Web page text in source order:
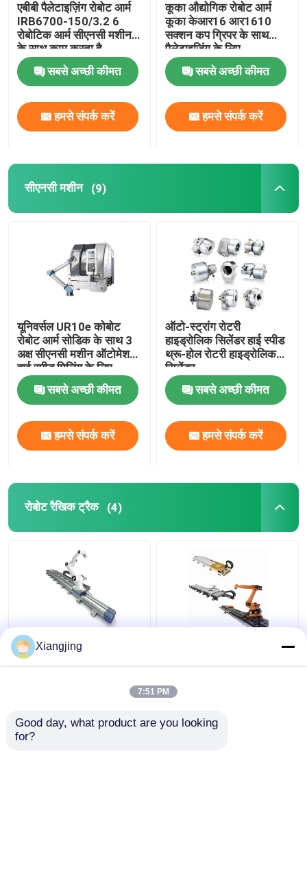
एबीबी पैलेटाइज़िंग रोबोट आर्म
IRB6700-150/3.2 6
रोबोटिक आर्म सीएनसी मशीन
के साथ काम करता है
सबसे अच्छी कीमत
हमसे संपर्क करें
कूका औद्योगिक रोबोट आर्म
कूका केआर16 आर1610
सक्शन कप ग्रिपर के साथ
पैलेटाइजिंग के लिए
सीएनजीबीएस अनुकूलित ग्रिपर
सबसे अच्छी कीमत
हमसे संपर्क करें
सीएनसी मशीन (9)
यूनिवर्सल UR10e कोबोट
रोबोट आर्म सोडिक के साथ 3
अक्ष सीएनसी मशीन ऑटोमेशन
हाई स्पीड मिलिंग के लिए
सबसे अच्छी कीमत
हमसे संपर्क करें
ऑटो-स्ट्रांग रोटरी
हाइड्रोलिक सिलेंडर हाई स्पीड
थ्रू-होल रोटरी हाइड्रोलिक
सिलेंडर
सबसे अच्छी कीमत
हमसे संपर्क करें
रोबोट रैखिक ट्रैक (4)
हंस रोबोट लीनियर ट्रैक
एल्फिन-प्रो E10-प्रो सहयोगी
ट्रैक
Xiangjing
7:51 PM
Good day, what product are you looking
for?